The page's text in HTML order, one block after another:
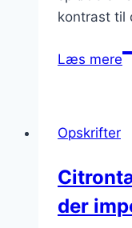
kontrast til
Læs mere
Opskrifter
der